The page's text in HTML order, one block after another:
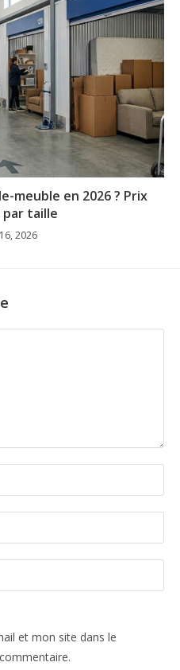
meuble en 2026 ? Prix
par taille
2026
et mon site dans le